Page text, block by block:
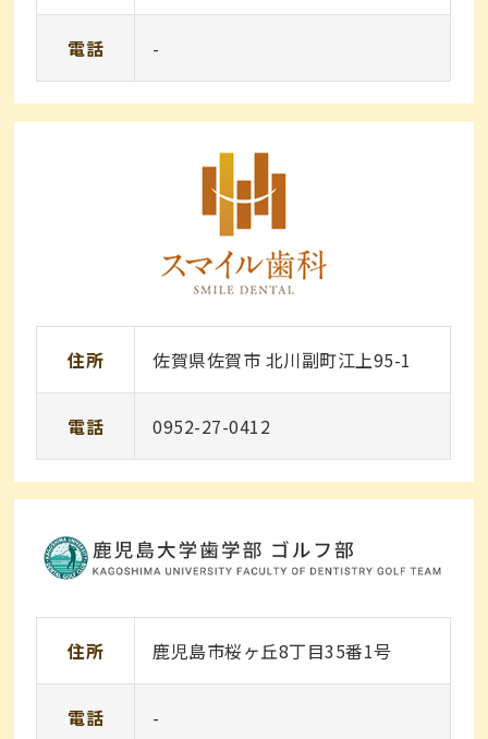
電話 -
住所 佐賀県佐賀市 北川副町江上95-1
電話 0952-27-0412
住所 鹿児島市桜ヶ丘8丁目35番1号
電話 -